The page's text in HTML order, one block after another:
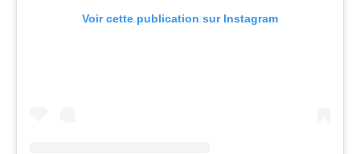
Voir cette publication sur Instagram